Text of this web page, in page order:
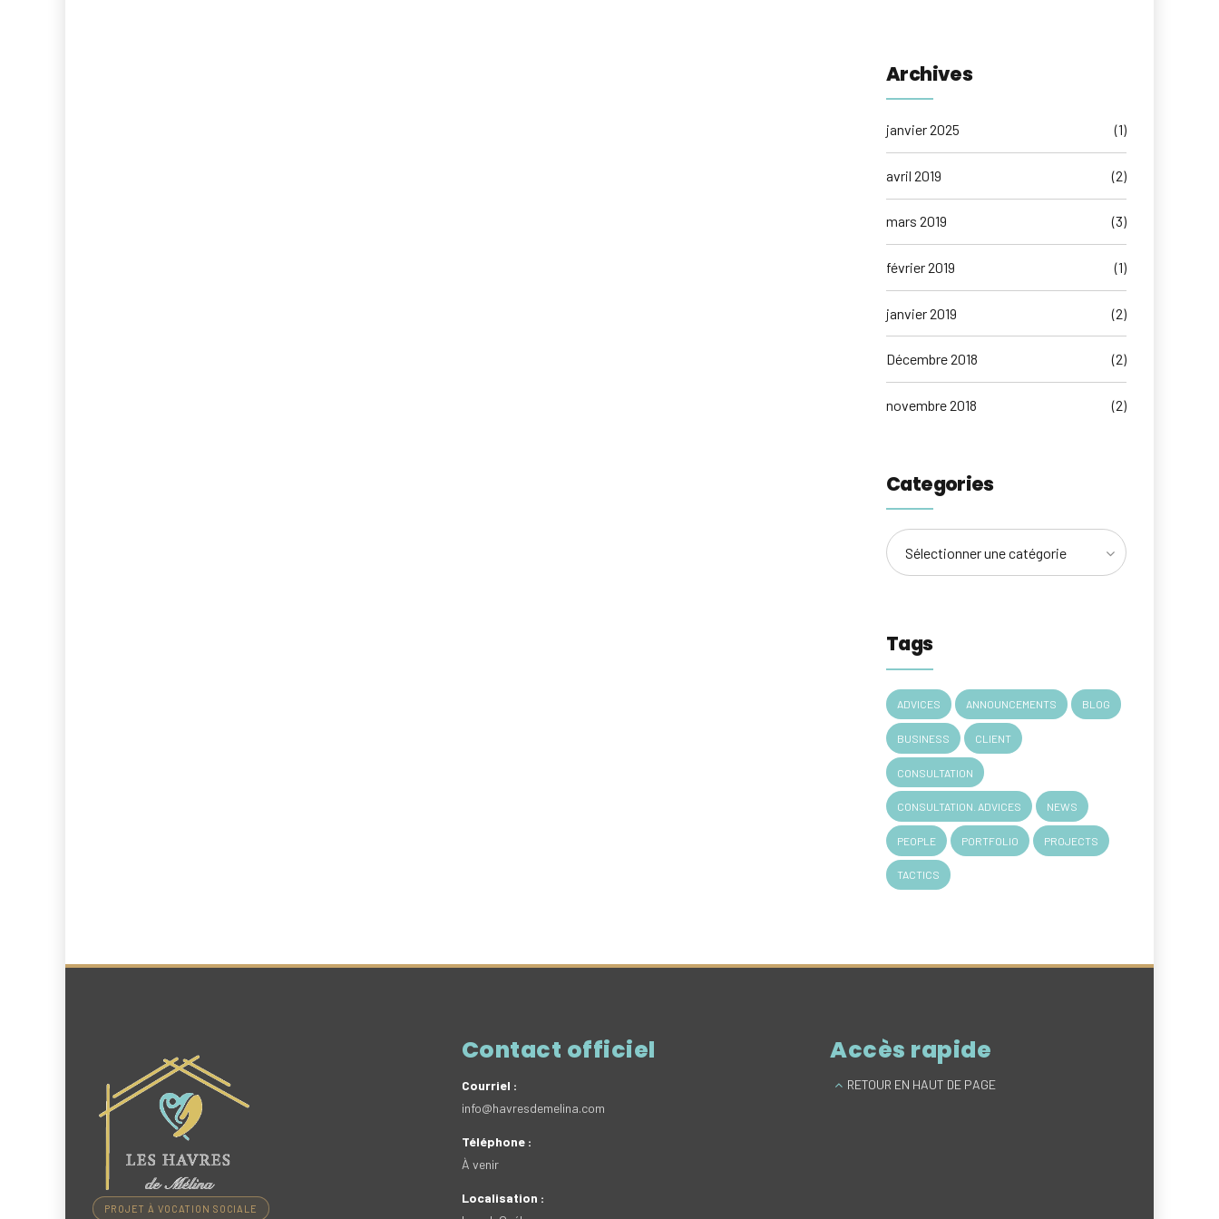
Archives
janvier 2025 (1)
avril 2019 (2)
mars 2019 (3)
février 2019 (1)
janvier 2019 (2)
Décembre 2018 (2)
novembre 2018 (2)
Categories
Sélectionner une catégorie
Tags
ADVICES ANNOUNCEMENTS BLOG
BUSINESS CLIENT
CONSULTATION
CONSULTATION. ADVICES NEWS
PEOPLE PORTFOLIO PROJECTS
TACTICS
PROJET À VOCATION SOCIALE
Contact officiel
Courriel :
info@havresdemelina.com
Téléphone :
À venir
Localisation :
Accès rapide
RETOUR EN HAUT DE PAGE